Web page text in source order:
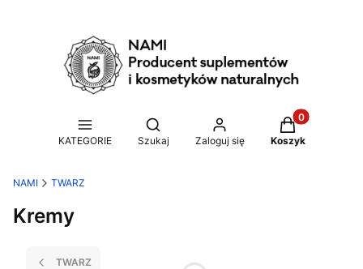
KATEGORIE
Otwórz wyszukiwarkę
Szukaj Zaloguj się
Produkty w
Koszyk
NAMI TWARZ
Kremy
TWARZ